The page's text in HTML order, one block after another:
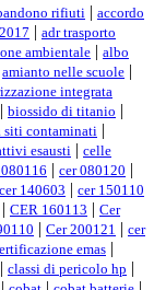
rifiuti | accordo
| adr trasporto
ambientale | albo
amianto nelle scuole |
integrata
| biossido di titanio |
siti contaminati |
esausti | celle
| cer 080120 |
cer 140603 | cer 150110
| CER 160113 | Cer
| Cer 200121 | cer
emas |
| classi di pericolo hp |